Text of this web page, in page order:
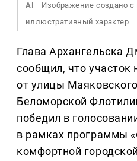
AI
Изображение создано
иллюстративный характер
Глава Архангельска
сообщил, что
от улицы
Беломорской
победил в
в рамках программы
комфортной